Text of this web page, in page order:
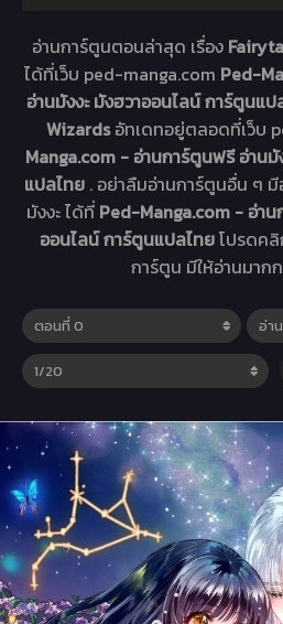
อ่านการ์ตูนตอนล่าสุด เรื่อง
ได้ที่เว็บ ped-manga.com Ped-
อ่านมังงะ มังฮวาออนไลน์ การ์ตูนแป
Wizardsอัทเดทอยู่ตลอดที่เว็บ
Manga.com - อ่านการ์ตูนฟรี อ่านมั
แปลไทย . อย่าลืมอ่านการ์ตูนอื่น ๆ
มังงะ ได้ที่ Ped-Manga.com - อ่าน
ออนไลน์ การ์ตูนแปลไทยโปรดคลิ
การ์ตูน มีให้อ่านมาก